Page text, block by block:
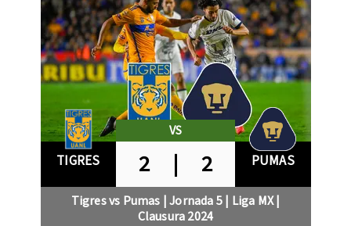
VS
TIGRES 2 | 2 PUMAS
Tigres vs Pumas | Jornada 5 | Liga MX |
Clausura 2024